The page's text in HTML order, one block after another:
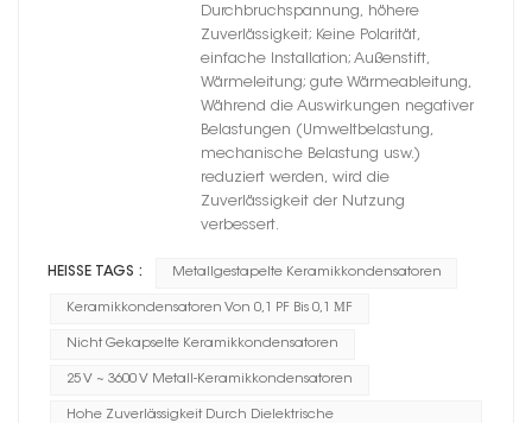
Durchbruchspannung, höhere
Zuverlässigkeit; Keine Polarität,
einfache Installation; Außenstift,
Wärmeleitung; gute Wärmeableitung,
Während die Auswirkungen negativer
Belastungen (Umweltbelastung,
mechanische Belastung usw.)
reduziert werden, wird die
Zuverlässigkeit der Nutzung
verbessert.
HEISSE TAGS : Metallgestapelte Keramikkondensatoren
Keramikkondensatoren Von 0,1 PF Bis 0,1 ΜF
Nicht Gekapselte Keramikkondensatoren
25 V ~ 3600 V Metall-Keramikkondensatoren
Hohe Zuverlässigkeit Durch Dielektrische